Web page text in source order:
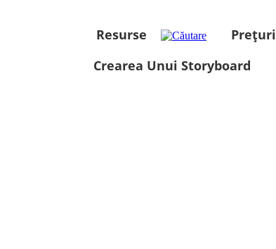
Resurse
Prețuri
Crearea Unui Storyboard